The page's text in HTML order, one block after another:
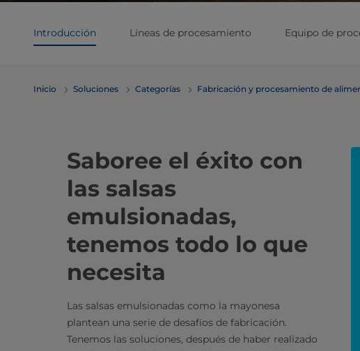
Introducción Líneas de procesamiento Equipo de
Inicio Soluciones Categorías Fabricación y procesamiento de
Saboree el éxito con
las salsas
emulsionadas,
tenemos todo lo que
necesita
Las salsas emulsionadas como la mayonesa
plantean una serie de desafíos de fabricación.
Tenemos las soluciones, después de haber realizado